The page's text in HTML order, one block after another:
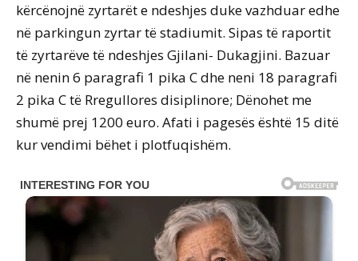
kërcënojnë zyrtarët e ndeshjes duke vazhduar edhe
në parkingun zyrtar të stadiumit. Sipas të raportit
të zyrtarëve të ndeshjes Gjilani- Dukagjini. Bazuar
në nenin 6 paragrafi 1 pika C dhe neni 18 paragrafi
2 pika C të Rregullores disiplinore; Dënohet me
shumë prej 1200 euro. Afati i pagesës është 15 ditë
kur vendimi bëhet i plotfuqishëm.